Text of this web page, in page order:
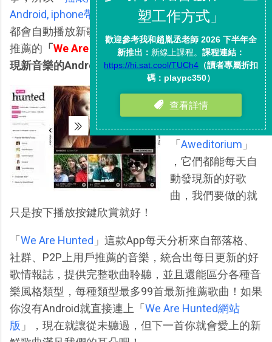
Android, iphone帶你品味
」這種音樂數量無限、永遠
都會自動播放新歌曲的App才是我的最愛。而今天要
推薦的 「 We Are Hunted」就是一款帶著我們自動發
現新音樂的Android App。
類似
「TheSixtyOne
與
「 Aweditorium 」
，它們都能每天自
動發現新的好歌
曲，我們要做的就
只是按下播放按鍵欣賞就好！
「 We Are Hunted 」這款App每天分析來自部落格、
社群、P2P上用戶推薦的音樂，統合出每日更新的好
歌情報誌，提供完整歌曲聆聽，並且還能區分各種音
樂風格類型，每種類型最多99首最新推薦歌曲！如果
你沒有Android就直接連上「 We Are Hunted網站
版 」，現在就讓從未聽過，但下一首你就會愛上的新